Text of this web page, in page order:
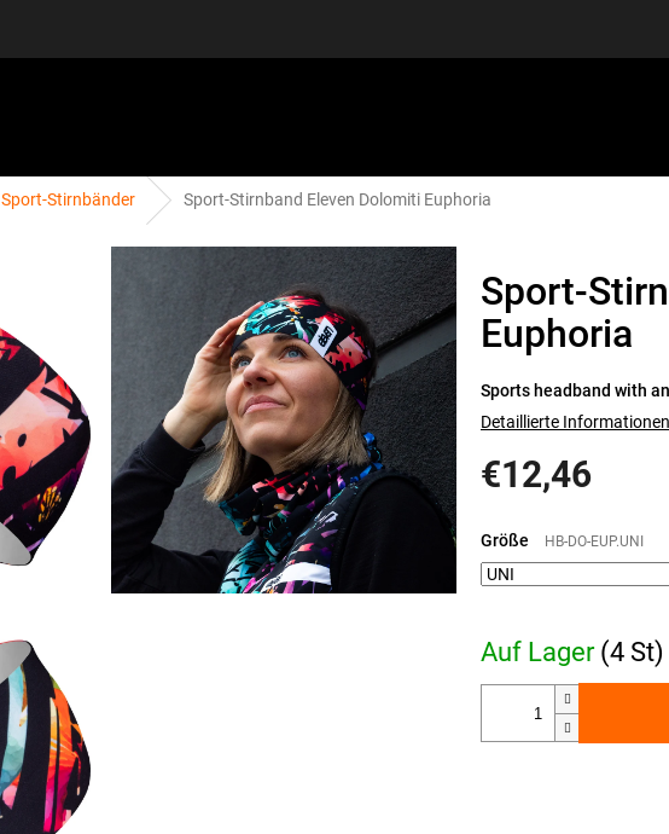
Sport-Stirnbänder Sport-Stirnband Eleven Dolomiti Euphoria
Sport-
Euphoria
€12,46
Auf Lager (4 St)
Größe HB-DO-EUP.UNI
Sports headband with
Detaillierte Informationen